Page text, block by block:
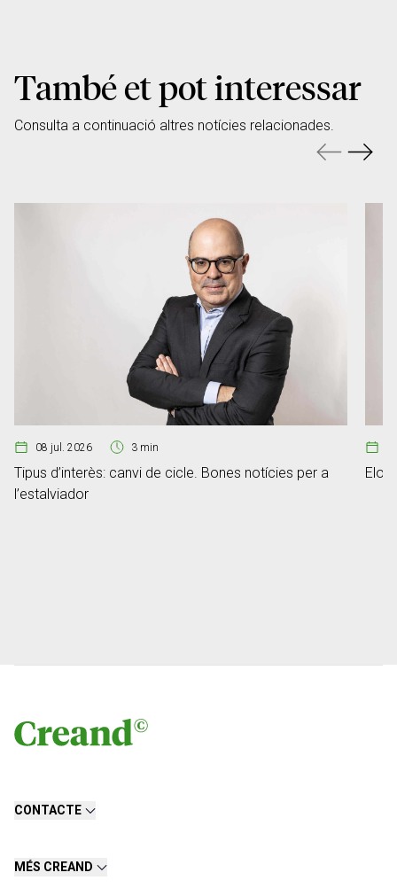
També et pot interessar
Consulta a continuació altres notícies relacionades.
08 jul. 2026 3 min
Tipus d’interès: canvi de cicle. Bones notícies per a
l’estalviador
Elon
CONTACTE
MÉS CREAND